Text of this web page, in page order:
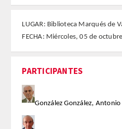
INGENIERíA
VETERINARIA
NUMERO
LUGAR: Biblioteca Marqués de
FECHA: Miércoles, 05 de
PARTICIPANTES
González González, Antonio